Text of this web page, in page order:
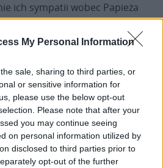
My Personal Information
sale, sharing to third parties, or
or sensitive information for
please use the below opt-out
Please note that after your
you may continue seeing
on personal information utilized by
disclosed to third parties prior to
opt-out of the further
ich sympatii wobec Papieża
związane z ich wspólnotami
którzy odwiedzą je podczas
w Madrycie siostry augustianki z
ciasteczka, tzw.
które zawdzięczają swoją nazwę
monastycznej, św. Alonso de
zostały przekazane